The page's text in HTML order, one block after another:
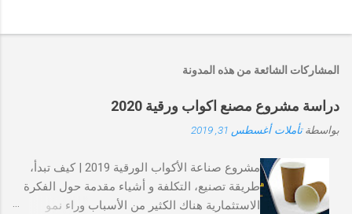
ا
ت
ع
ل
المشاركات الشائعة من هذه المدونة
دراسة مشروع مصنع اكواب ورقية 2020
بواسطةتأملات أغسطس 31, 2019
مشروع صناعة الأكواب الورقية 2019 | كيف تبدأ،
طريقة تصنيع، التكلفة و أشياء مقدمة حول الفكرة
الاستثمارية هناك الكثير من الأسباب وراء نمو